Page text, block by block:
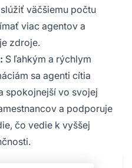
väčšiemu počtu
viac agentov a
zdroje.
S ľahkým a rýchlym
sa agenti cítia
spokojnejší vo svojej
a podporuje
čo vedie k vyššej